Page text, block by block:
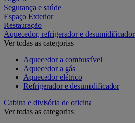
Segurança e saúde
Espaço Exterior
Restauração
Aquecedor, refrigerador e desumidificador
Ver todas as categorias
Aquecedor a combustível
Aquecedor a gás
Aquecedor elétrico
Refrigerador e desumidificador
Cabina e divisória de oficina
Ver todas as categorias